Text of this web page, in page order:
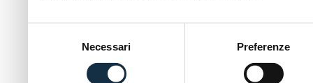
Necessari Preferenze